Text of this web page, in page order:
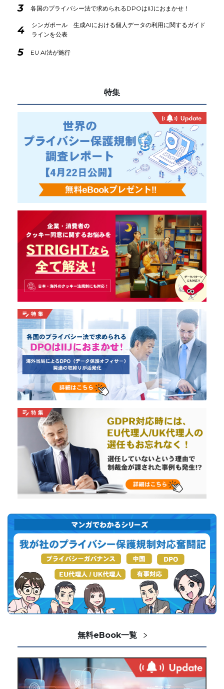
3 各国のプライバシー法で求められるDPOはIIJにおまかせ！
4
シンガポール 生成AIにおける個人データの利用に関するガイド
ラインを公表
5 EU AI法が施行
特集
無料eBook一覧